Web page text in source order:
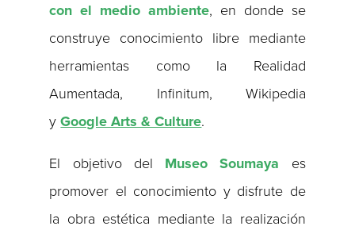
con el medio ambiente, en donde se
construye conocimiento libre mediante
herramientas como la Realidad
Aumentada, Infinitum, Wikipedia
yGoogle Arts & Culture.
El objetivo del Museo Soumaya es
promover el conocimiento y disfrute de
la obra estética mediante la realización